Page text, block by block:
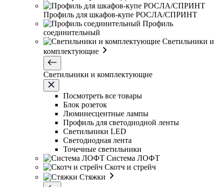
Профиль для шкафов-купе РОСЛА/СПРИНТ
Профиль
соединительный
Светильники и
комплектующие
Светильники и комплектующие
Посмотреть все товары
Блок розеток
Люминесцентные лампы
Профиль для светодиодной ленты
Светильники LED
Светодиодная лента
Точечные светильники
Система ЛОФТ
Скотч и стрейч
Стяжки